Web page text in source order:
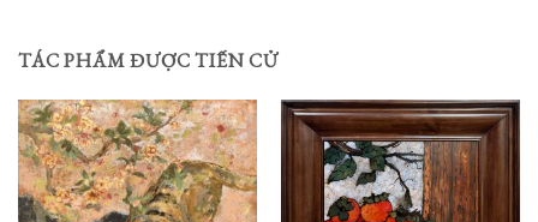
TÁC PHẨM ĐƯỢC TIẾN CỬ